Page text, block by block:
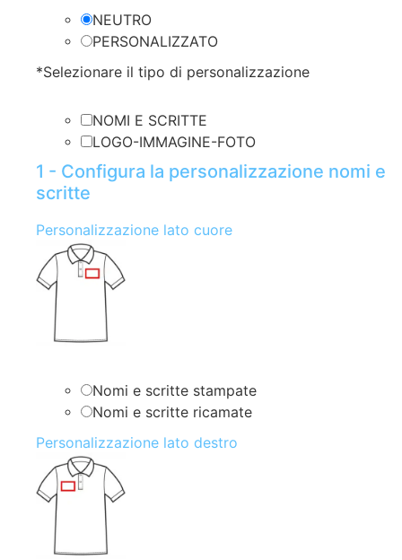
NEUTRO
PERSONALIZZATO
*Selezionare il tipo di personalizzazione
NOMI E SCRITTE
LOGO-IMMAGINE-FOTO
1 - Configura la personalizzazione nomi e
scritte
Personalizzazione lato cuore
Nomi e scritte stampate
Nomi e scritte ricamate
Personalizzazione lato destro